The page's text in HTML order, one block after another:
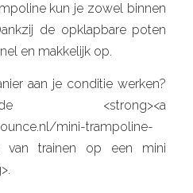
kun je zowel binnen
de opklapbare poten
en makkelijk op.
aan je conditie werken?
<strong><a
mini-trampoline-
van trainen op een mini